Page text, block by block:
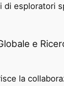
di esploratori
e
la